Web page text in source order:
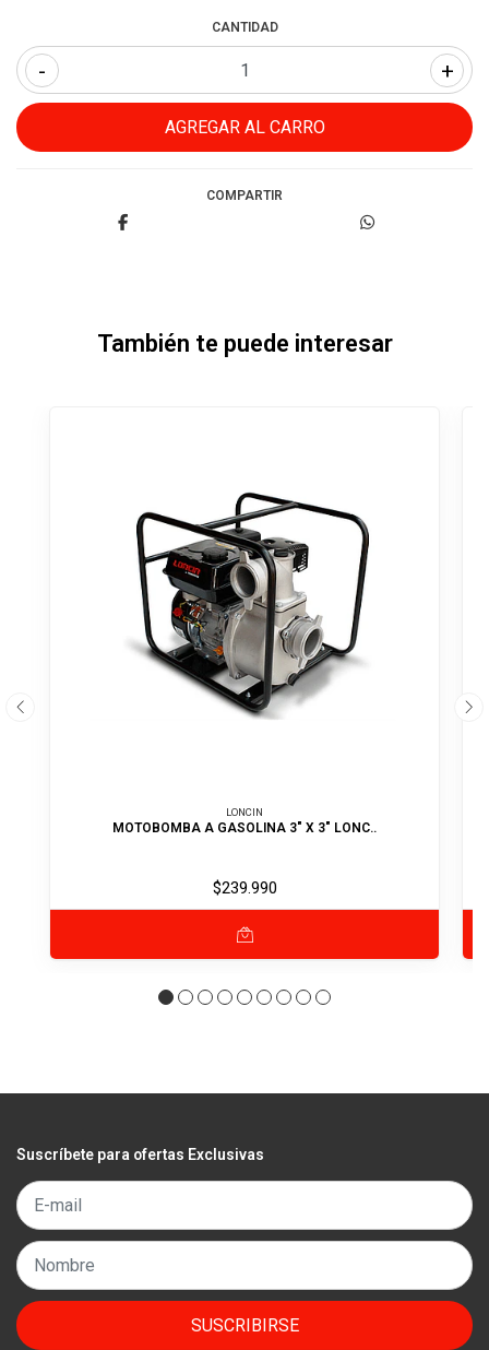
CANTIDAD
+
-
COMPARTIR
También te puede interesar
LONCIN
MOTOBOMBA A GASOLINA 3" X 3" LONC..
$239.990
Suscríbete para ofertas Exclusivas
SUSCRIBIRSE